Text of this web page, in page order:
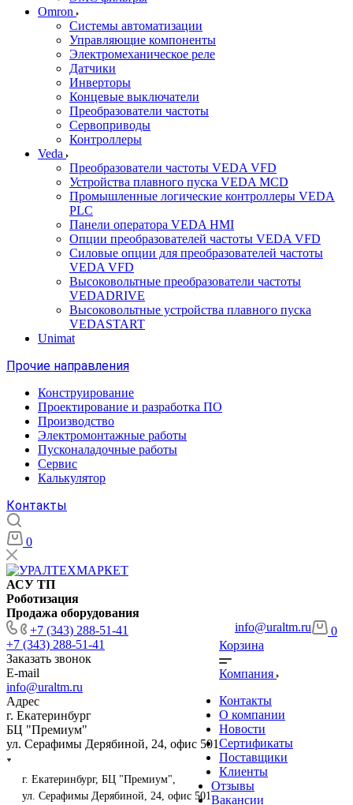
Omron
Системы автоматизации
Управляющие компоненты
Электромеханическое реле
Датчики
Инверторы
Концевые выключатели
Преобразователи частоты
Сервоприводы
Контроллеры
Veda
Преобразователи частоты VEDA VFD
Устройства плавного пуска VEDA MCD
Промышленные логические контроллеры VEDA
PLC
Панели оператора VEDA HMI
Опции преобразователей частоты VEDA VFD
Силовые опции для преобразователей частоты
VEDA VFD
Высоковольтные преобразователи частоты
VEDADRIVE
Высоковольтные устройства плавного пуска
VEDASTART
Unimat
Прочие направления
Конструирование
Проектирование и разработка ПО
Производство
Электромонтажные работы
Пусконаладочные работы
Сервис
Калькулятор
Контакты
0
АСУ ТП
Роботизация
Продажа оборудования
+7 (343) 288-51-41
+7 (343) 288-51-41
Заказать звонок
E-mail
info@uraltm.ru
Адрес
г. Екатеринбург
БЦ "Премиум"
ул. Серафимы Дерябиной, 24, офис 501
info@uraltm.ru
г. Екатеринбург, БЦ "Премиум",
ул. Серафимы Дерябиной, 24, офис 501
0
Корзина
Компания
Контакты
О компании
Новости
Сертификаты
Поставщики
Клиенты
Отзывы
Вакансии